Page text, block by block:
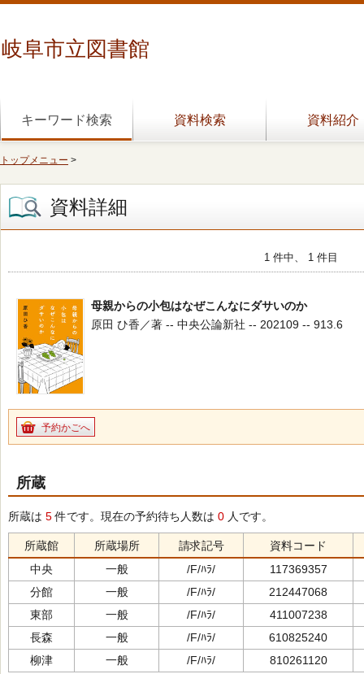
岐阜市立図書館
キーワード検索 資料検索 資料紹介
トップメニュー >
資料詳細
1 件中、 1 件目
母親からの小包はなぜこんなにダサいのか
原田 ひ香／著 -- 中央公論新社 -- 202109 -- 913.6
予約かごへ
所蔵
所蔵は 5件です。現在の予約待ち人数は 0 人です。
所蔵館 所蔵場所 請求記号
資料コード
中央
一般 /F/ﾊﾗ/
117369357
分館
一般 /F/ﾊﾗ/
212447068
東部
一般 /F/ﾊﾗ/
411007238
長森
一般 /F/ﾊﾗ/
610825240
柳津
一般 /F/ﾊﾗ/ 810261120